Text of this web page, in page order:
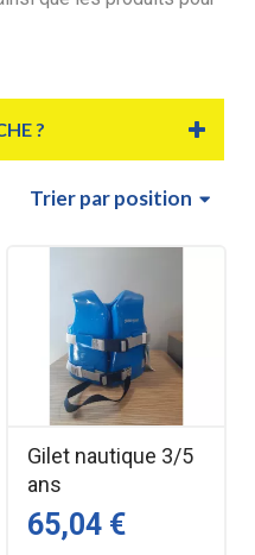
?
Trierpar position
Gilet nautique 3/5
ans
65,04 €